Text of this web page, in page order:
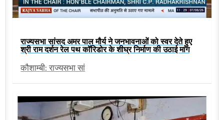
राज्यसभा सांसद अमर पाल मौर्य ने जनभावनाओं को स्वर देते हुए
श्री राम दर्शन रेल पथ कॉरिडोर के शीघ्र निर्माण की उठाई मांग
कौशाम्बी: राज्यसभा सां